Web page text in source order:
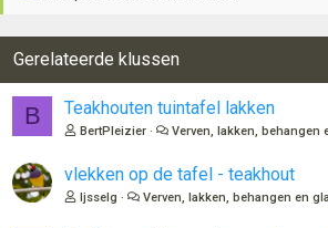
Gerelateerde klussen
B Teakhouten tuintafel lakken
BertPleizier Verven, lakken, behangen
vlekken op de tafel - teakhout
Ijsselg Verven, lakken, behangen en